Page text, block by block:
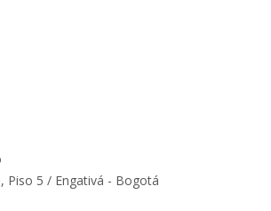
Piso 5 / Engativá - Bogotá